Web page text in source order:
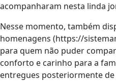
acompanharam nesta linda
Nesse momento, também
homenagens (https://
para quem não puder
conforto e carinho para a
entregues posteriormente